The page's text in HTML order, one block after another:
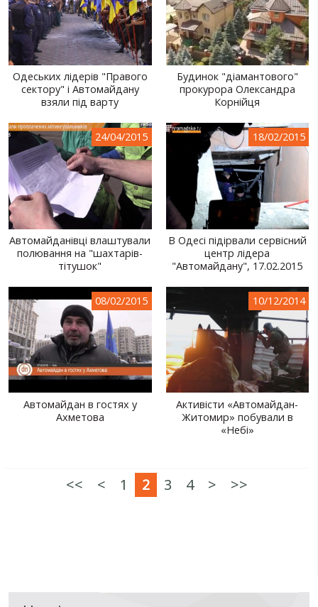
Одеських лідерів "Правого
сектору" і Автомайдану
взяли під варту
Будинок "діамантового"
прокурора Олександра
Корнійця
24/04/2015
Автомайданівці влаштували
полювання на "шахтарів-
тітушок"
18/02/2015
В Одесі підірвали сервісний
центр лідера
"Автомайдану", 17.02.2015
08/02/2015
Автомайдан в гостях у
Ахметова
10/12/2014
Активісти «Автомайдан-
Житомир» побували в
«Небі»
<< < 1 2 3 4 > >>